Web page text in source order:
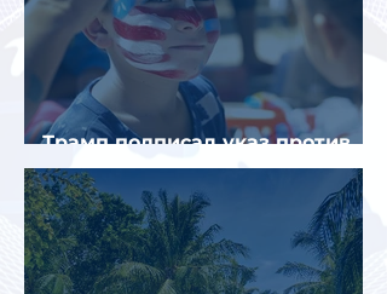
Трамп подписал указ против
«родильного туризма» в США